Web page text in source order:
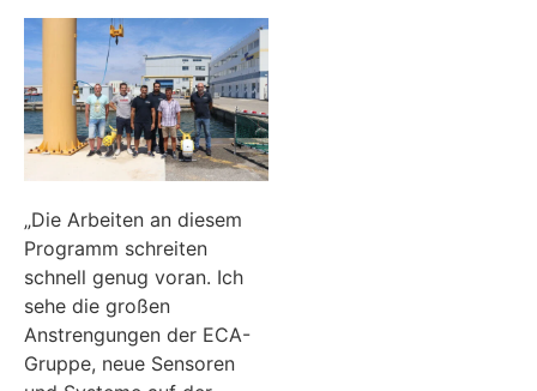
„Die Arbeiten an diesem
Programm schreiten
schnell genug voran. Ich
sehe die großen
Anstrengungen der ECA-
Gruppe, neue Sensoren